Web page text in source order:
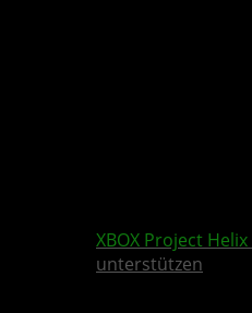
XBOX Project Helix
unterstützen